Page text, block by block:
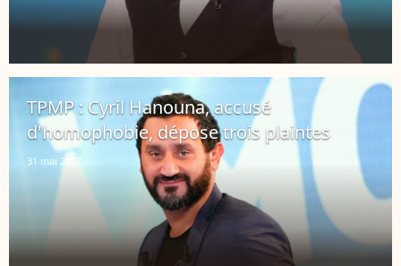
TPMP : Cyril Hanouna, accusé
d'homophobie, dépose trois plaintes
31 mai 2017